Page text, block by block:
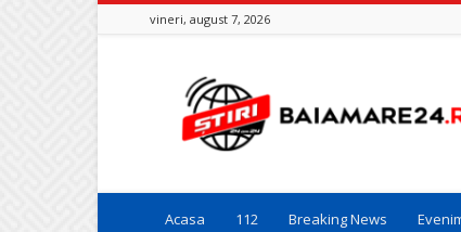
vineri, august 7, 2026
Baia
Mare
24
Acasa 112 Breaking News